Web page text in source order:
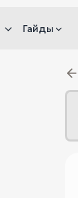
Гайды